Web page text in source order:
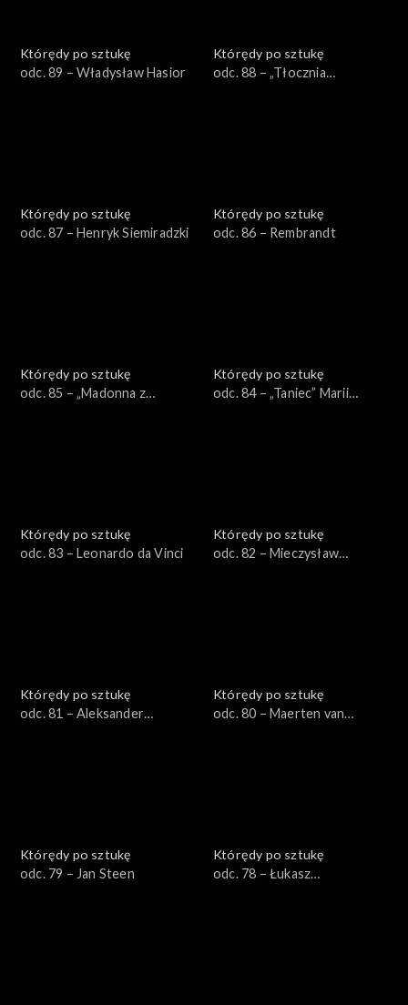
Którędy po sztukę
odc. 89 – Władysław Hasior
Którędy po sztukę
odc. 88 – „Tłocznia
Którędy po sztukę
odc. 87 – Henryk Siemiradzki
Którędy po sztukę
odc. 86 – Rembrandt
Którędy po sztukę
odc. 85 – „Madonna z
Którędy po sztukę
odc. 84 – „Taniec” Marii
Którędy po sztukę
odc. 83 – Leonardo da Vinci
Którędy po sztukę
odc. 82 – Mieczysław
Którędy po sztukę
odc. 81 – Aleksander
Którędy po sztukę
odc. 80 – Maerten van
Którędy po sztukę
odc. 79 – Jan Steen
Którędy po sztukę
odc. 78 – Łukasz